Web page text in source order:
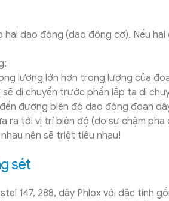
dao động (dao động cơ). Nếu hai
lượng lớn hơn trọng lượng của
di chuyển trước phần lắp tạ di
đường biên độ dao động đoạn
ra tới vị trí biên độ (do sự chậm pha
nên sẽ triệt tiêu nhau!
sét
147, 288, dây Phlox với đặc tính